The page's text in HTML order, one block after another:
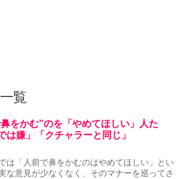
覧
をかむ”のを「やめてほしい」人た
嫌」「クチャラーと同じ」
は「人前で鼻をかむのはやめてほしい」とい
な意見が少なくなく、そのマナーを巡ってさ